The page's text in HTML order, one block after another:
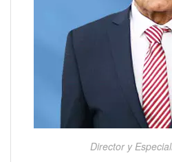
Director y